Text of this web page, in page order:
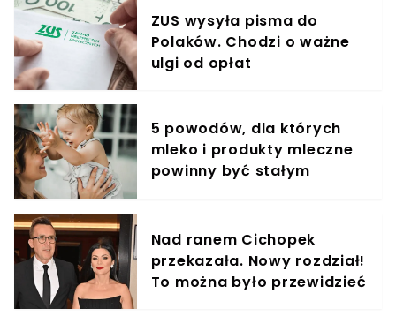
ZUS wysyła pisma do
Polaków. Chodzi o ważne
ulgi od opłat
5 powodów, dla których
mleko i produkty mleczne
powinny być stałym
Nad ranem Cichopek
przekazała. Nowy rozdział!
To można było przewidzieć